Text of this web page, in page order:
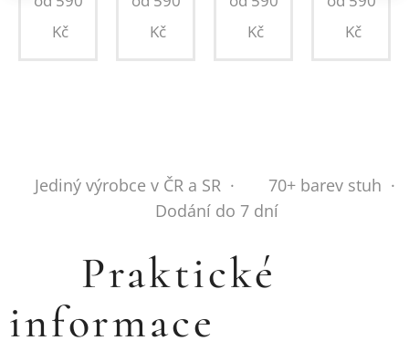
Kč
Kč
Kč
Kč
✂️ Jediný výrobce v ČR a SR · 🎨 70+ barev stuh ·
🚚 Dodání do 7 dní
💬 Praktické
informace